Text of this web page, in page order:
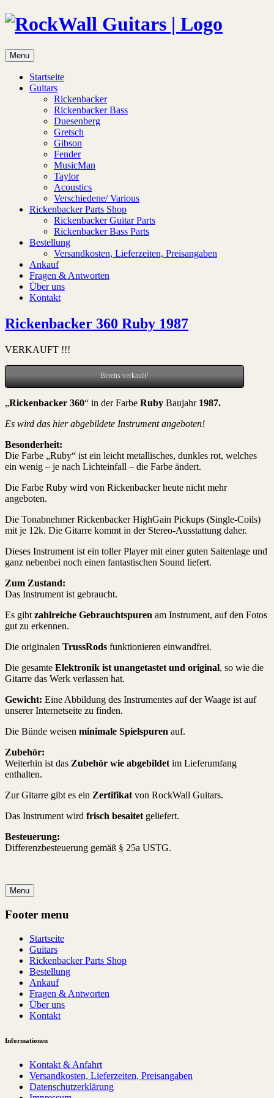
Menu
Startseite
Guitars
Rickenbacker
Rickenbacker Bass
Duesenberg
Gretsch
Gibson
Fender
MusicMan
Taylor
Acoustics
Verschiedene/ Various
Rickenbacker Parts Shop
Rickenbacker Guitar Parts
Rickenbacker Bass Parts
Bestellung
Versandkosten, Lieferzeiten, Preisangaben
Ankauf
Fragen & Antworten
Über uns
Kontakt
Rickenbacker 360 Ruby 1987
VERKAUFT !!!
Bereits verkauft!
„Rickenbacker 360“ in der Farbe Ruby Baujahr 1987.
Es wird das hier abgebildete Instrument angeboten!
Besonderheit:
Die Farbe „Ruby“ ist ein leicht metallisches, dunkles rot, welches
ein wenig – je nach Lichteinfall – die Farbe ändert.
Die Farbe Ruby wird von Rickenbacker heute nicht mehr
angeboten.
Die Tonabnehmer Rickenbacker HighGain Pickups (Single-Coils)
mit je 12k. Die Gitarre kommt in der Stereo-Ausstattung daher.
Dieses Instrument ist ein toller Player mit einer guten Saitenlage und
ganz nebenbei noch einen fantastischen Sound liefert.
Zum Zustand:
Das Instrument ist gebraucht.
Es gibt zahlreiche Gebrauchtspuren am Instrument, auf den Fotos
gut zu erkennen.
Die originalen TrussRods funktionieren einwandfrei.
Die gesamte Elektronik ist unangetastet und original, so wie die
Gitarre das Werk verlassen hat.
Gewicht: Eine Abbildung des Instrumentes auf der Waage ist auf
unserer Internetseite zu finden.
Die Bünde weisen minimale Spielspuren auf.
Zubehör:
Weiterhin ist das Zubehör wie abgebildet im Lieferumfang
enthalten.
Zur Gitarre gibt es ein Zertifikat von RockWall Guitars.
Das Instrument wird frisch besaitet geliefert.
Besteuerung:
Differenzbesteuerung gemäß § 25a USTG.
Menu
Footer menu
Startseite
Guitars
Rickenbacker Parts Shop
Bestellung
Ankauf
Fragen & Antworten
Über uns
Kontakt
Informationen
Kontakt & Anfahrt
Versandkosten, Lieferzeiten, Preisangaben
Datenschutzerklärung